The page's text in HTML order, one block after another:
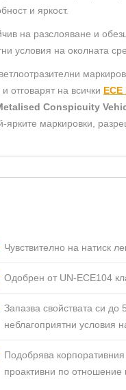
и яркост.
на разслояване и
условия на околната
отговарят на всички ЕCE
Conspicuity
ярките маркировки,
Чувствително на натиск
Одобрен от UN-ECE104
Запазва свойствата си до
неблагоприятни условия
Подобрява
проактивни по отношение